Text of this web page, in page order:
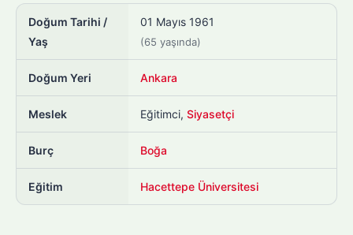
Doğum Tarihi /
Yaş
01 Mayıs 1961
(65 yaşında)
Doğum Yeri Ankara
Meslek Eğitimci, Siyasetçi
Burç Boğa
Eğitim Hacettepe Üniversitesi